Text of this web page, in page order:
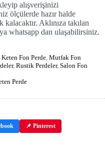
alışverişinizi
ölçülerde hazır halde
kalacaktır. Aklınıza takılan
whatsapp dan ulaşabilirsiniz.
Keten Fon Perde, Mutfak Fon
, Rustik Perdeler, Salon Fon
Perde
📌 Pinterest